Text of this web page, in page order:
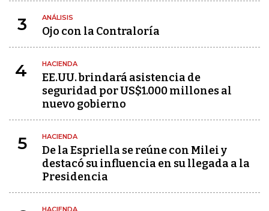
3 ANÁLISIS
Ojo con la Contraloría
4 HACIENDA
EE.UU. brindará asistencia de
seguridad por US$1.000 millones al
nuevo gobierno
5 HACIENDA
De la Espriella se reúne con Milei y
destacó su influencia en su llegada a la
Presidencia
HACIENDA